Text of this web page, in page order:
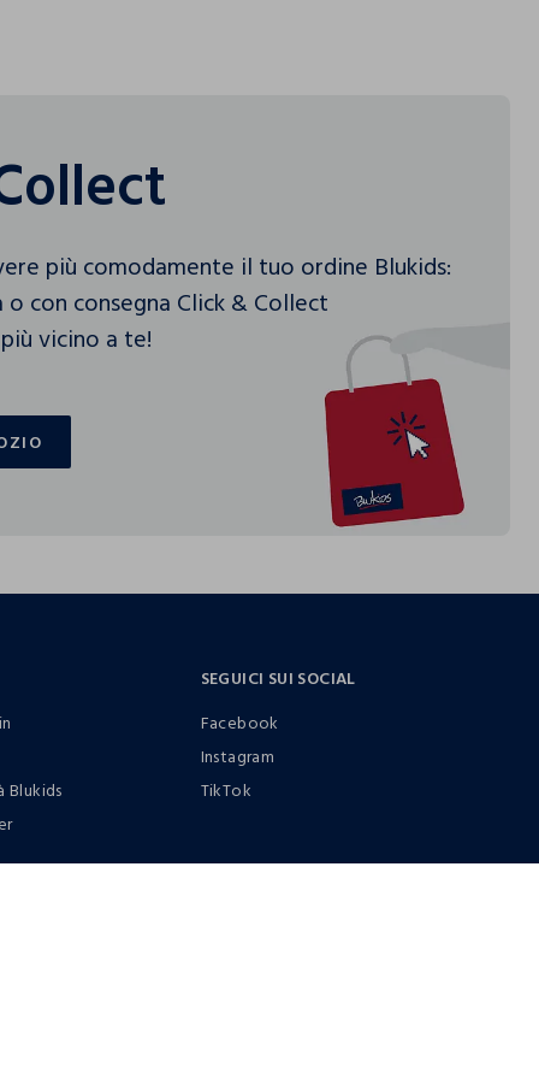
più comodamente il tuo ordine Blukids:
con consegna Click & Collect
vicino a te!
Blukids
SEGUICI SUI SOCIAL
Facebook
Instagram
TikTok